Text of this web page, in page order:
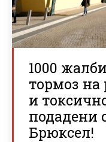
1000
тормоз на
и
подадени
Брюксел!